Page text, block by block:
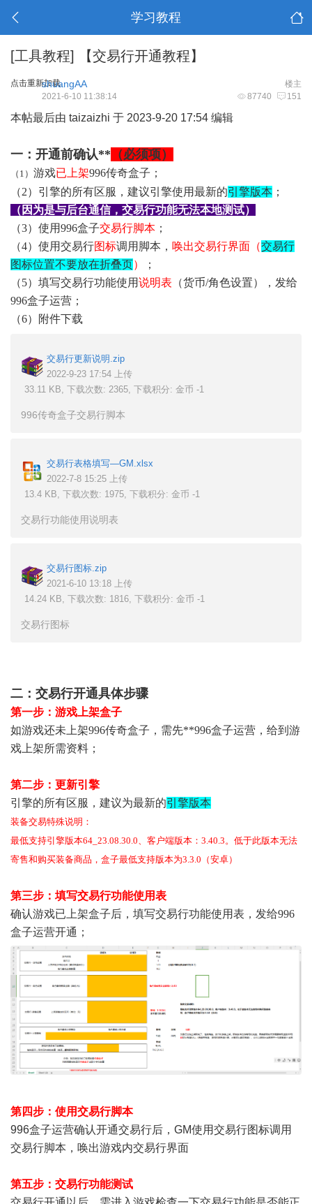
学习教程
[工具教程] 【交易行开通教程】
点击重新加载 楼主
shuangAA
87740 151
2021-6-10 11:38:14
本帖最后由 taizaizhi 于 2023-9-20 17:54 编辑
一：开通前确认** （必须项）
（1） 游戏已上架996传奇盒子；
（2）引擎的所有区服，建议引擎使用最新的引擎版本 ；
（因为是与后台通信，交易行功能无法本地测试）
（3）使用996盒子交易行脚本 ；
（4）使用交易行图标调用脚本， 唤出交易行界面（交易行
图标位置不要放在折叠页）
；
（5）填写交易行功能使用说明表 （货币/角色设置），发给
996盒子运营；
（6）
附件下载
交易行更新说明.zip
2022-9-23 17:54 上传
33.11 KB, 下载次数: 2365, 下载积分: 金币 -1
996传奇盒子交易行脚本
交易行表格填写—GM.xlsx
2022-7-8 15:25 上传
13.4 KB, 下载次数: 1975, 下载积分: 金币 -1
交易行功能使用说明表
交易行图标.zip
2021-6-10 13:18 上传
14.24 KB, 下载次数: 1816, 下载积分: 金币 -1
交易行图标
二：交易行开通具体步骤
第一步：游戏上架盒子
如游戏还未上架996传奇盒子，需先**996盒子运营，给到游
戏上架所需资料；
第二步：更新引擎
引擎的所有区服， 建议为最新的引擎版本
装备交易特殊说明：
最低支持引擎版本64_23.08.30.0、客户端版本：3.40.3。低于此版本无法
寄售和购买装备商品，盒子最低支持版本为3.3.0（安卓）
第三步：填写交易行功能使用表
确认游戏已上架盒子后，填写交易行功能使用表，发给996
盒子运营开通；
第四步：使用交易行脚本
996盒子运营确认开通交易行后，GM使用交易行图标调用
交易行脚本，唤出游戏内交易行界面
第五步：交易行功能测试